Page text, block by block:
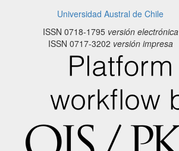
Universidad Austral de Chile
ISSN 0718-1795versión electrónica
ISSN 0717-3202 versión impresa